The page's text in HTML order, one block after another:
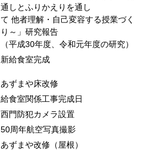
通しとふりかえりを通し
て 他者理解・自己変容する授業づく
り～」研究報告
（平成30年度、令和元年度の研究）
新給食室完成
あずまや床改修
給食室関係工事完成日
西門防犯カメラ設置
50周年航空写真撮影
あずまや改修（屋根）